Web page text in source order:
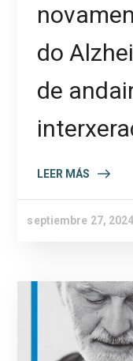
do
de
LEER MÁS
septiembre 27, 2024